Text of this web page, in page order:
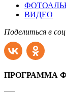
ВИДЕО
Поделиться в
ПРОГРАММА